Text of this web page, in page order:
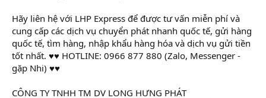
Hãy liên hệ với LHP Express để được tư vấn miễn phí và
cung cấp các dịch vụ chuyển phát nhanh quốc tế, gửi hàng
quốc tế, tìm hàng, nhập khẩu hàng hóa và dịch vụ gửi tiền
tốt nhất. ♥♥ HOTLINE: 0966 877 880 (Zalo, Messenger -
gặp Nhi) ♥♥
CÔNG TY TNHH TM DV LONG HƯNG PHÁT